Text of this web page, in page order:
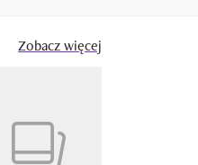
Zobacz więcej